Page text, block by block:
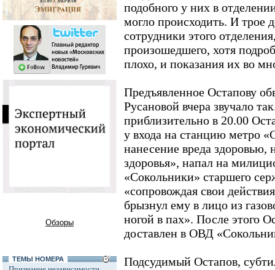
Обзоры
ТЕМЫ НОМЕРА
подобного у них в
могло происходить. И трое
сотрудники этого
произошедшего, хотя
плохо, и показания их во
Предъявленное Остапову
Русановой вчера звучало
приблизительно в 20.00
у входа на станцию метро
нанесение вреда здоровью,
здоровья», напал на
«Сокольники» старшего
«сопровождая свои
брызнул ему в лицо из
ногой в пах». После этого
доставлен в ОВД
Подсудимый Остапов,